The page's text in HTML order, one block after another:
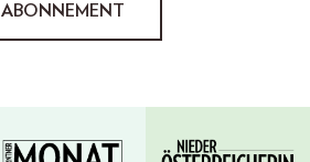
ABONNEMENT